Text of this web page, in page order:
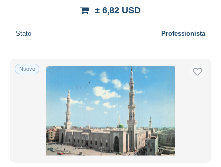
± 6,82 USD
Stato Professionista
Nuovo